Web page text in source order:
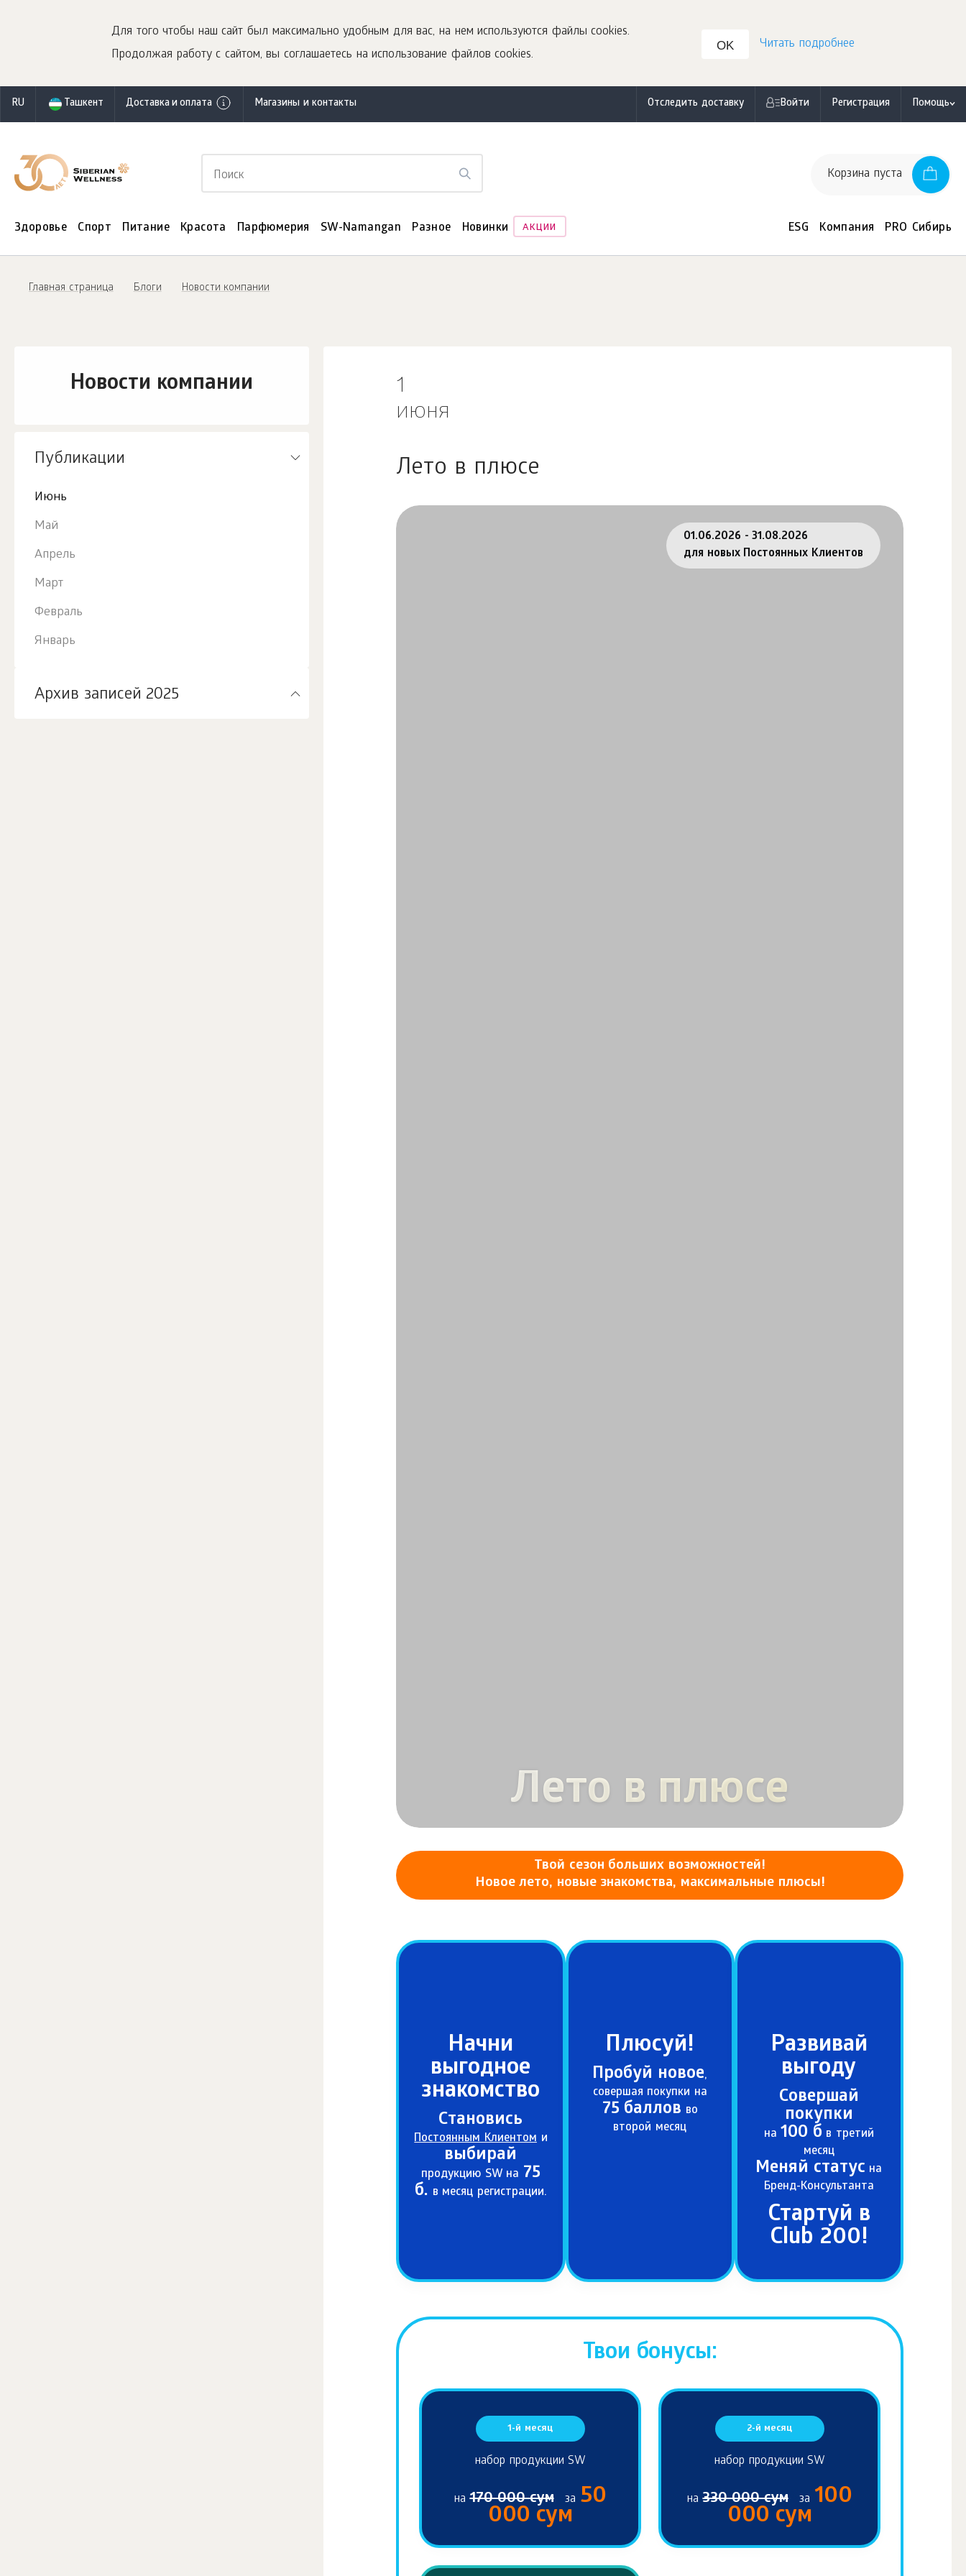
Для того чтобы наш сайт был максимально удобным для вас, на нем используются файлы cookies.
Продолжая работу с сайтом, вы соглашаетесь на использование файлов cookies.
OK Читать подробнее
RU Ташкент Доставка и оплата Магазины и контакты Отследить доставку Войти Регистрация Помощь
Корзина пуста
Здоровье Спорт Питание Красота Парфюмерия SW-Namangan Разное Новинки АКЦИИ ESG Компания PRO Сибирь
Главная страница Блоги Новости компании
1
июня
Лето в плюсе
01.06.2026 - 31.08.2026
для новых Постоянных Клиентов
Лето в плюсе
Твой сезон больших возможностей!
Новое лето, новые знакомства, максимальные плюсы!
Начни
выгодное
знакомство
Становись
Постоянным Клиентом и
выбирай
продукцию SW на 75
б. в месяц регистрации.
Плюсуй!
Пробуй новое,
совершая покупки на
75 баллов во
второй месяц
Развивай
выгоду
Совершай
покупки
на 100 б в третий
месяц
Меняй статус на
Бренд-Kонсультанта
Стартуй в
Club 200!
Твои бонусы:
1-й месяц
набор продукции SW
на170 000 сум за 50
000 сум
2-й месяц
набор продукции SW
на330 000 сум за 100
000 сум
Новости компании
Публикации
Июнь
Май
Апрель
Март
Февраль
Январь
Архив записей 2025